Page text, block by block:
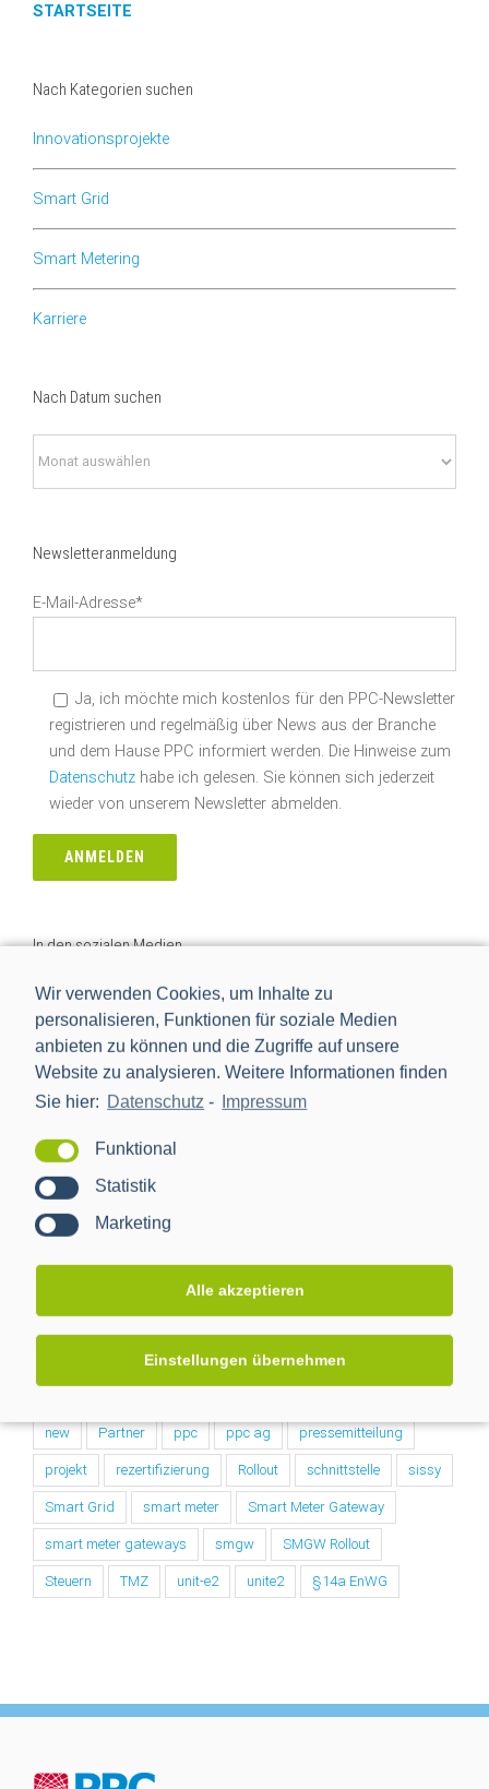
Wir verwenden Cookies, um Inhalte zu
personalisieren, Funktionen für soziale Medien
anbieten zu können und die Zugriffe auf unsere
Website zu analysieren. Weitere Informationen finden
Sie hier: Datenschutz - Impressum
Funktional
Statistik
Marketing
Alle akzeptieren
Einstellungen übernehmen
STARTSEITE
Nach Kategorien suchen
Innovationsprojekte
Smart Grid
Smart Metering
Karriere
Nach Datum suchen
Datum
Newsletteranmeldung
E-Mail-Adresse*
Ja, ich möchte mich kostenlos für den PPC-Newsletter
registrieren und regelmäßig über News aus der Branche
und dem Hause PPC informiert werden. Die Hinweise zum
Datenschutzhabe ich gelesen. Sie können sich jederzeit
wieder von unserem Newsletter abmelden.
In den sozialen Medien
Nach Tags
BMWi
Digitalisierung der Energiewende
energiemanagement
eworld Forschungsprojekt
förderprojekt iMSys innovation
intelligentes Messsystem kooperation management
new Partner ppc ppc ag pressemitteilung
projekt rezertifizierung Rollout schnittstelle sissy
Smart Grid smart meter Smart Meter Gateway
smart meter gateways smgw SMGW Rollout
Steuern TMZ unit-e2 unite2 §14a EnWG